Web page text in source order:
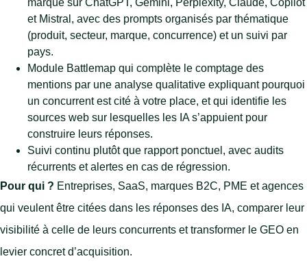
et Mistral, avec des prompts organisés par thématique
(produit, secteur, marque, concurrence) et un suivi par
pays.
Module Battlemap qui complète le comptage des
mentions par une analyse qualitative expliquant pourquoi
un concurrent est cité à votre place, et qui identifie les
sources web sur lesquelles les IA s’appuient pour
construire leurs réponses.
Suivi continu plutôt que rapport ponctuel, avec audits
récurrents et alertes en cas de régression.
Pour qui ? Entreprises, SaaS, marques B2C, PME et agences
qui veulent être citées dans les réponses des IA, comparer leur
visibilité à celle de leurs concurrents et transformer le GEO en
levier concret d’acquisition.